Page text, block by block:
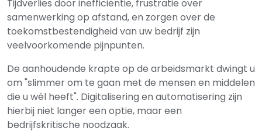
Tijdverlies door inefficiëntie, frustratie over
samenwerking op afstand, en zorgen over de
toekomstbestendigheid van uw bedrijf zijn
veelvoorkomende pijnpunten.
De aanhoudende krapte op de arbeidsmarkt dwingt u
om "slimmer om te gaan met de mensen en middelen
die u wél heeft". Digitalisering en automatisering zijn
hierbij niet langer een optie, maar een
bedrijfskritische noodzaak.